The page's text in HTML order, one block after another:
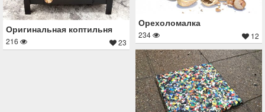
Оригинальная коптильня
216 23
Орехоломалка
234 12